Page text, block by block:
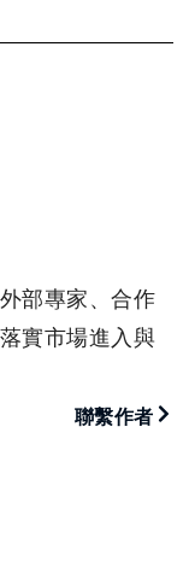
部專家、合作
實市場進入與
聯繫作者